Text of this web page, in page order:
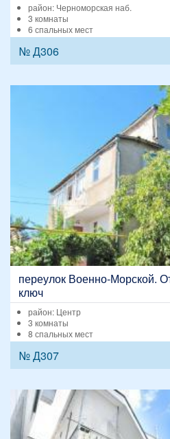
район: Черноморская наб.
3 комнаты
6 спальных мест
№ Д306
переулок Военно-Морской.
ключ
район: Центр
3 комнаты
8 спальных мест
№ Д307